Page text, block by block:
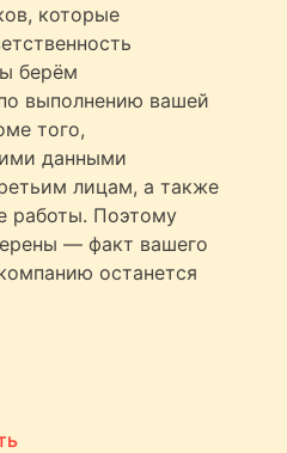
которые
берём
выполнению вашей
того,
данными
лицам, а также
работы. Поэтому
— факт вашего
останется